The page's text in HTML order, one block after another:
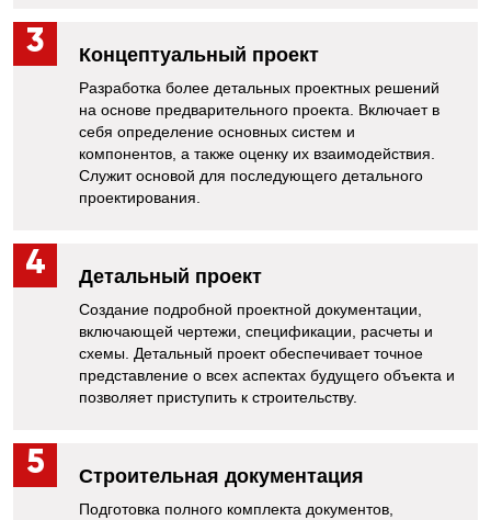
Концептуальный проект
Разработка более детальных проектных решений
на основе предварительного проекта. Включает в
себя определение основных систем и
компонентов, а также оценку их взаимодействия.
Cлужит основой для последующего детального
проектирования.
Детальный проект
Создание подробной проектной документации,
включающей чертежи, спецификации, расчеты и
схемы. Детальный проект обеспечивает точное
представление о всех аспектах будущего объекта и
позволяет приступить к строительству.
Строитель​ная докуме​нтация
Подготовка полного комплекта документов,